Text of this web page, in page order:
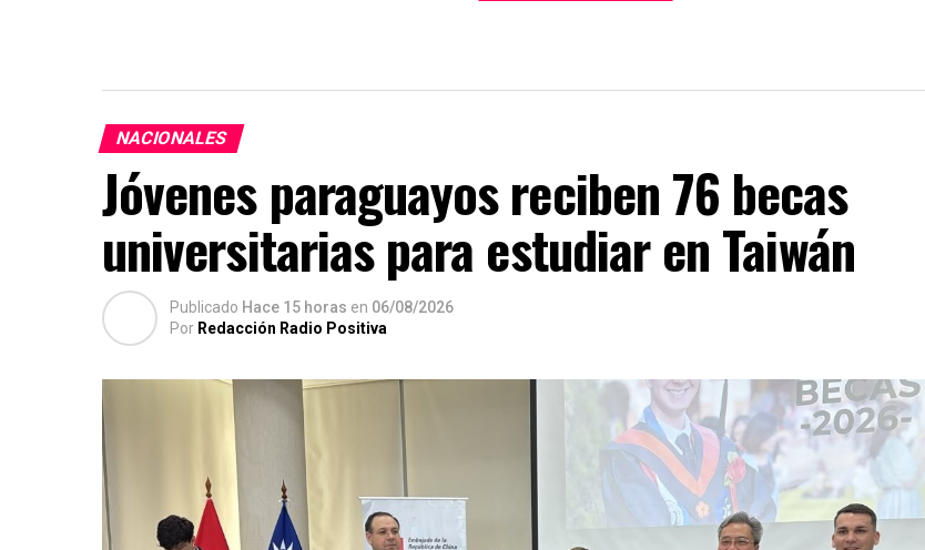
NACIONALES
Jóvenes paraguayos reciben 76 becas
universitarias para estudiar en Taiwán
Publicado Hace 15 horas en 06/08/2026
Por Redacción Radio Positiva